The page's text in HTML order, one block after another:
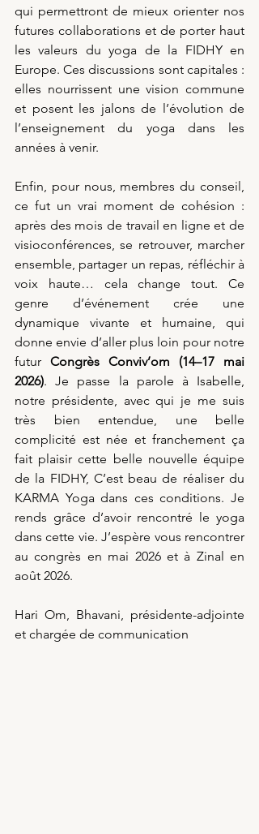
qui permettront de mieux orienter nos
futures collaborations et de porter haut
les valeurs du yoga de la FIDHY en
Europe. Ces discussions sont capitales :
elles nourrissent une vision commune
et posent les jalons de l’évolution de
l’enseignement du yoga dans les
années à venir.
Enfin, pour nous, membres du conseil,
ce fut un vrai moment de cohésion :
après des mois de travail en ligne et de
visioconférences, se retrouver, marcher
ensemble, partager un repas, réfléchir à
voix haute… cela change tout. Ce
genre d’événement crée une
dynamique vivante et humaine, qui
donne envie d’aller plus loin pour notre
futur Congrès Conviv’om (14–17 mai
2026). Je passe la parole à Isabelle,
notre présidente, avec qui je me suis
très bien entendue, une belle
complicité est née et franchement ça
fait plaisir cette belle nouvelle équipe
de la FIDHY, C’est beau de réaliser du
KARMA Yoga dans ces conditions. Je
rends grâce d’avoir rencontré le yoga
dans cette vie. J’espère vous rencontrer
au congrès en mai 2026 et à Zinal en
août 2026.
Hari Om, Bhavani, présidente-adjointe
et chargée de communication